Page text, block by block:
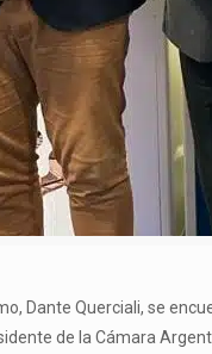
Dante Querciali, se
de la Cámara